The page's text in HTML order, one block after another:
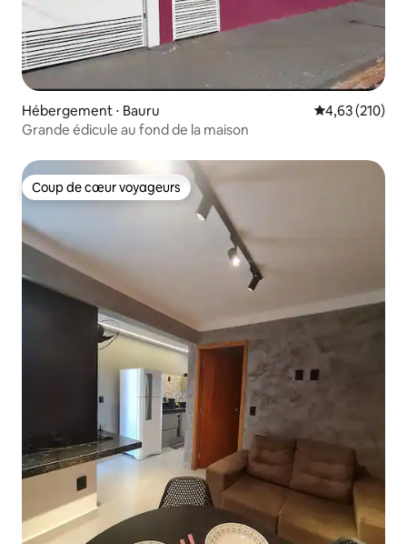
Hébergement ⋅ Bauru Évaluation
4,63 (210)
Grande édicule au fond de la maison
Coup de cœur voyageurs
Coup de cœur voyageurs